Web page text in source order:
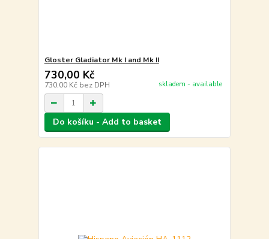
Gloster Gladiator Mk I and Mk II
730,00 Kč
730,00 Kč bez DPH skladem - available
Do košíku - Add to basket